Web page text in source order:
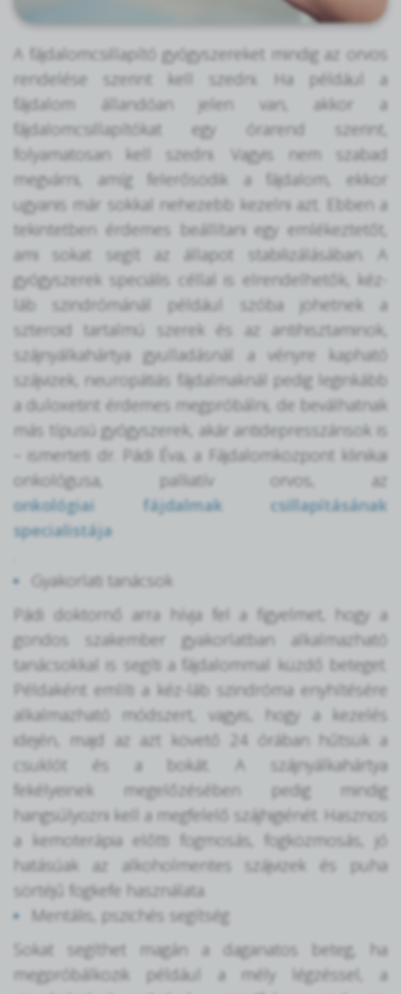
A fájdalomcsillapító gyógyszereket mindig az orvos
rendelése szerint kell szedni. Ha például a
fájdalom állandóan jelen van, akkor a
fájdalomcsillapítókat egy órarend szerint,
folyamatosan kell szedni. Vagyis nem szabad
megvárni, amíg felerősödik a fájdalom, ekkor
ugyanis már sokkal nehezebb kezelni azt. Ebben a
tekintetben érdemes beállítani egy emlékeztetőt,
ami sokat segít az állapot stabilizálásában. A
gyógyszerek speciális céllal is elrendelhetők, kéz-
láb szindrómánál például szóba jöhetnek a
szteroid tartalmú szerek és az antihisztaminok,
szájnyálkahártya gyulladásnál a vényre kapható
szájvizek, neuropátiás fájdalmaknál pedig leginkább
a duloxetint érdemes megpróbálni, de beválhatnak
más típusú gyógyszerek, akár antidepresszánsok is
– ismerteti dr. Pádi Éva, a Fájdalomközpont klinikai
onkológusa, palliatív orvos, az
onkológiai fájdalmak csillapításának
specialistája
Gyakorlati tanácsok
Pádi doktornő arra hívja fel a figyelmet, hogy a
gondos szakember gyakorlatban alkalmazható
tanácsokkal is segíti a fájdalommal küzdő beteget.
Példaként említi a kéz-láb szindróma enyhítésére
alkalmazható módszert, vagyis, hogy a kezelés
idején, majd az azt követő 24 órában hűtsük a
csuklót és a bokát. A szájnyálkahártya
fekélyeinek megelőzésében pedig mindig
hangsúlyozni kell a megfelelő szájhigiénét. Hasznos
a kemoterápia előtti fogmosás, fogközmosás, jó
hatásúak az alkoholmentes szájvizek és puha
sörtéjű fogkefe használata.
Mentális, pszichés segítség
Sokat segíthet magán a daganatos beteg, ha
megpróbálkozik például a mély légzéssel, a